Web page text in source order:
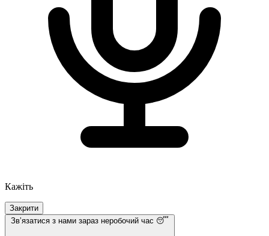
Кажіть
Закрити
Звʼязатися з нами зараз неробочий час 😴